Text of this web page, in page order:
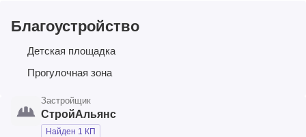
Благоустройство
Детская площадка
Прогулочная зона
Застройщик
СтройАльянс
Найден 1 КП